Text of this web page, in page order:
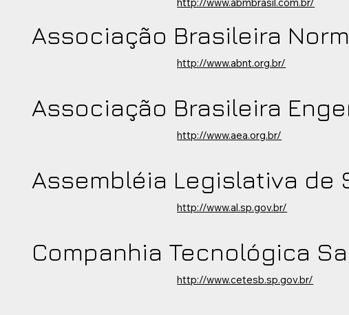
http://www.abnt.org.br/
Associação Brasileira
http://www.aea.org.br/
Associação Brasileira
http://www.al.sp.gov.br/
Assembléia Legislativa de
http://www.cetesb.sp.gov.br/
Companhia Tecnológica